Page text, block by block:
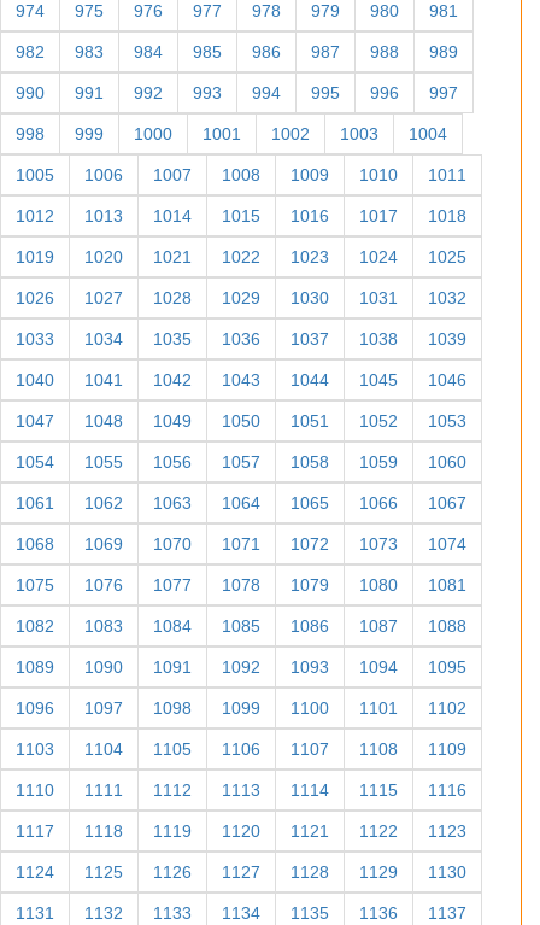
974 975 976 977 978 979 980 981
982 983 984 985 986 987 988 989
990 991 992 993 994 995 996 997
998 999 1000 1001 1002 1003 1004
1005 1006 1007 1008 1009 1010 1011
1012 1013 1014 1015 1016 1017 1018
1019 1020 1021 1022 1023 1024 1025
1026 1027 1028 1029 1030 1031 1032
1033 1034 1035 1036 1037 1038 1039
1040 1041 1042 1043 1044 1045 1046
1047 1048 1049 1050 1051 1052 1053
1054 1055 1056 1057 1058 1059 1060
1061 1062 1063 1064 1065 1066 1067
1068 1069 1070 1071 1072 1073 1074
1075 1076 1077 1078 1079 1080 1081
1082 1083 1084 1085 1086 1087 1088
1089 1090 1091 1092 1093 1094 1095
1096 1097 1098 1099 1100 1101 1102
1103 1104 1105 1106 1107 1108 1109
1110 1111 1112 1113 1114 1115 1116
1117 1118 1119 1120 1121 1122 1123
1124 1125 1126 1127 1128 1129 1130
1131 1132 1133 1134 1135 1136 1137